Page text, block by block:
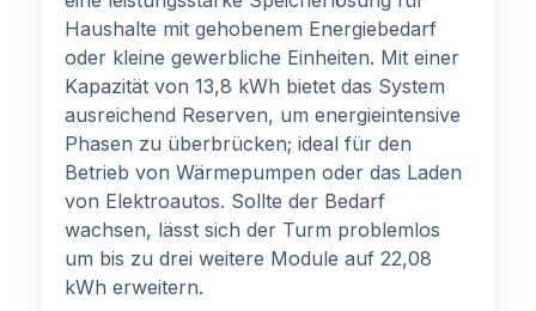
Haushalte mit gehobenem Energiebedarf
oder kleine gewerbliche Einheiten. Mit einer
Kapazität von 13,8 kWh bietet das System
ausreichend Reserven, um energieintensive
Phasen zu überbrücken; ideal für den
Betrieb von Wärmepumpen oder das Laden
von Elektroautos. Sollte der Bedarf
wachsen, lässt sich der Turm problemlos
um bis zu drei weitere Module auf 22,08
kWh erweitern.